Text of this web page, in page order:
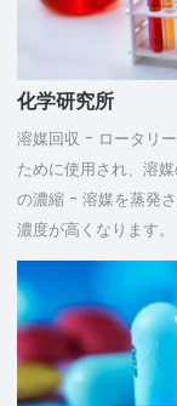
化学研究所
溶媒回収 - ロータリ
ために使用され、溶
の濃縮 - 溶媒を蒸発
濃度が高くなります。